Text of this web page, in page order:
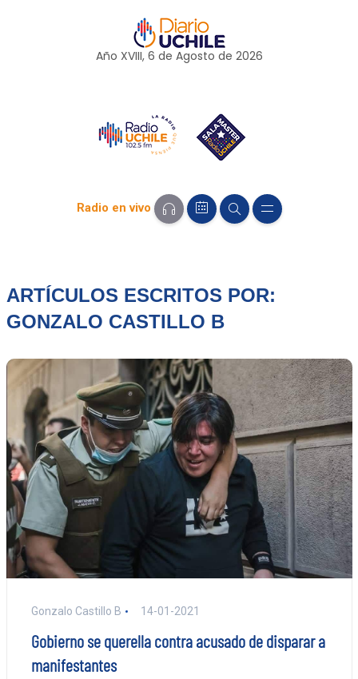
Año XVIII, 6 de Agosto de 2026
Radio en vivo
ARTÍCULOS ESCRITOS POR:
GONZALO CASTILLO B
Gonzalo Castillo B 14-01-2021
Gobierno se querella contra acusado de disparar a
manifestantes